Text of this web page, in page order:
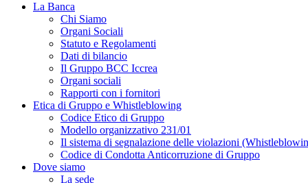
La Banca
Chi Siamo
Organi Sociali
Statuto e Regolamenti
Dati di bilancio
Il Gruppo BCC Iccrea
Organi sociali
Rapporti con i fornitori
Etica di Gruppo e Whistleblowing
Codice Etico di Gruppo
Modello organizzativo 231/01
Il sistema di segnalazione delle violazioni
Codice di Condotta Anticorruzione di Gruppo
Dove siamo
La sede